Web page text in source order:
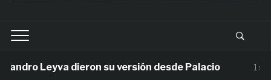
Leyva dieron su versión desde Palacio 1